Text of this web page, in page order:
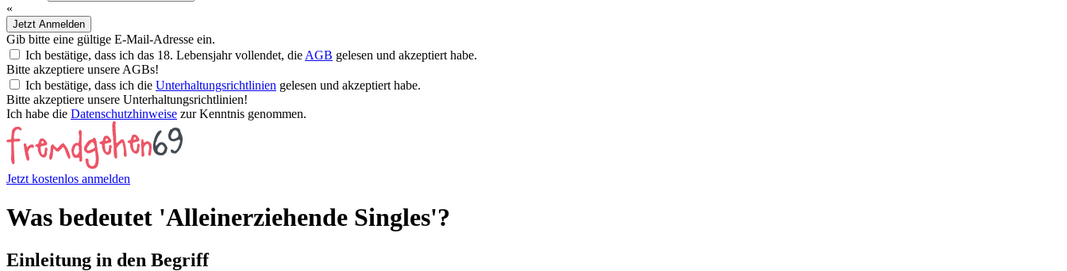
«
Jetzt Anmelden
Gib bitte eine gültige E-Mail-Adresse ein.
Ich bestätige, dass ich das 18. Lebensjahr vollendet, die AGB gelesen und akzeptiert habe.
Bitte akzeptiere unsere AGBs!
Ich bestätige, dass ich die Unterhaltungsrichtlinien gelesen und akzeptiert habe.
Bitte akzeptiere unsere Unterhaltungsrichtlinien!
Ich habe die Datenschutzhinweise zur Kenntnis genommen.
Jetzt kostenlos anmelden
Was bedeutet 'Alleinerziehende Singles'?
Einleitung in den Begriff